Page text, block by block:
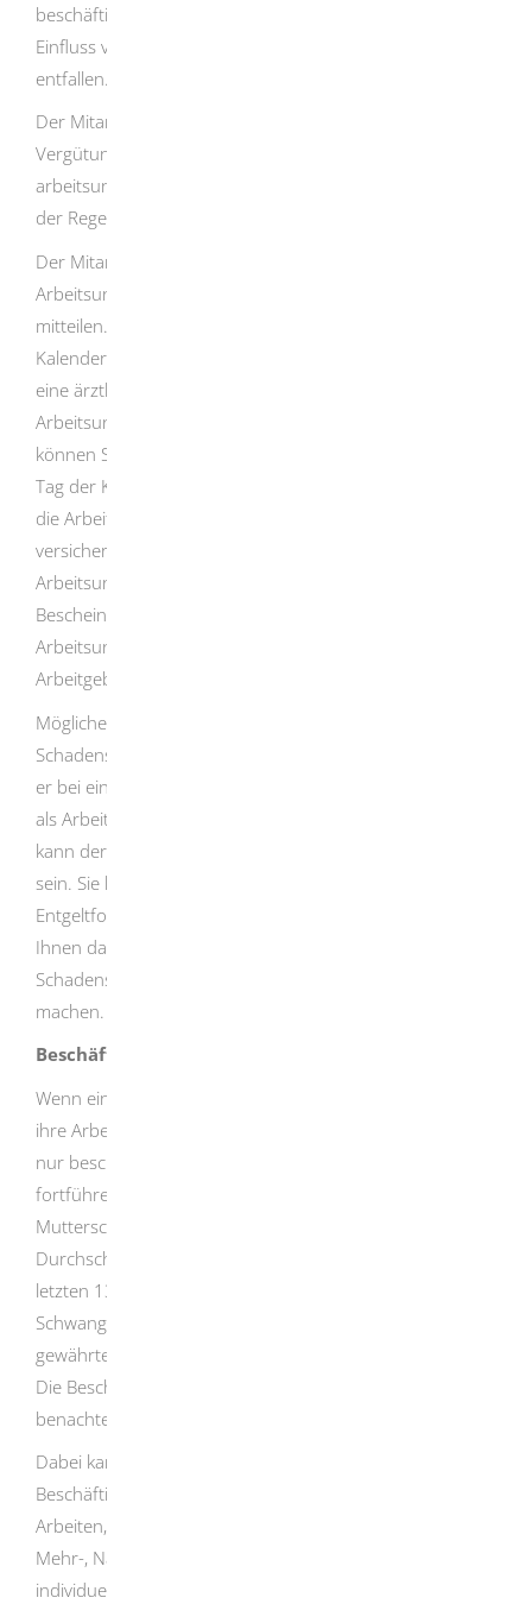
beschäftigten Person oder ein Verkehrsunfall unter
Einfluss von Alkohol, kann die Entgeltfortzahlungspflicht
entfallen.
Der Mitarbeiter oder die Mitarbeiterin erhalten die
Vergütung, welche sie bekommen hätten, wenn sie nicht
arbeitsunfähig geworden wären. Überstunden werden in
der Regel nicht zu berücksichtigt.
Der Mitarbeiter oder die Mitarbeiterin muss Ihnen die
Arbeitsunfähigkeit und die voraussichtliche Dauer sofort
mitteilen. Wenn die Arbeitsunfähigkeit länger als drei
Kalendertage andauert, muss die beschäftigte Person
eine ärztliche Bescheinigung über das Bestehen der
Arbeitsunfähigkeit vorlegen. Eine ärztliche Bescheinigung
können Sie als Arbeitgeber auch schon ab dem ersten
Tag der Krankheit verlangen. Ist der Arbeitnehmer oder
die Arbeitnehmerin bei einer gesetzlichen Krankenkasse
versichert, genügt es grundsätzlich, wenn sie die
Arbeitsunfähigkeit ärztlich feststellen und sich eine
Bescheinigung ausstellen lassen. Die
Arbeitsunfähigkeitsbescheinigung selbst können Sie als
Arbeitgeber bei der Krankenkasse abrufen.
Möglicherweise hat der Arbeitnehmer
Schadensersatzansprüche gegen einen Dritten (z.B. weil
er bei einem Unfall
als Arbeitgeber deswegen Entgeltfortzahlung geleistet,
kann der Schadenserstzanspruch auf sie übergegangen
sein. Sie könnten dann von dem Dritten den Ersatz der
Entgeltfortzahlung verlangen.
Ihnen daher unverzüglich die zur Geltendmachung des
Schadensersatzanspruchs erforderlichen Angaben zu
machen.
Beschäftigung werdender Mütter
Wenn eine Beschäftigte während der Schwangerschaft
ihre Arbeitsleistung wegen eines Beschäftigungsverbots
nur beschränkt erbringen oder ihre Arbeit gar nicht
fortführen kann, erhält sie von Ihnen den sogenannten
Mutterschutzlohn. Als Mutterschutzlohn ist der
Durchschnittsverdienst der letzten drei Monate oder der
letzten 13 Wochen der Beschäftigten vor dem Eintritt der
Schwangerschaft weiter zu gewähren, einschließlich
gewährter Nacht-, Sonntags- und Überstundenzuschläge.
Die Beschäftigte soll durch die Schwangerschaft nicht
benachteiligt werden.
Dabei kann es sich um ein allgemeines
Beschäftigungsverbot bei schweren körperlichen
Arbeiten, Arbeiten mit erhöhter Gesundheitsgefährdung,
Mehr-, Nacht- oder Sonntagsarbeit handeln oder um ein
individuelles Beschäftigungsverbot aufgrund eines